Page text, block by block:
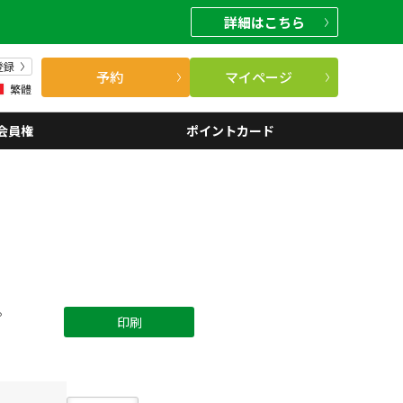
詳細はこちら
録
繁體
予約 マイページ
員権 ポイントカード
印刷